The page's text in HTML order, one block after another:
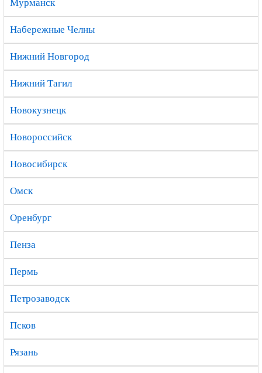
Мурманск
Набережные Челны
Нижний Новгород
Нижний Тагил
Новокузнецк
Новороссийск
Новосибирск
Омск
Оренбург
Пенза
Пермь
Петрозаводск
Псков
Рязань